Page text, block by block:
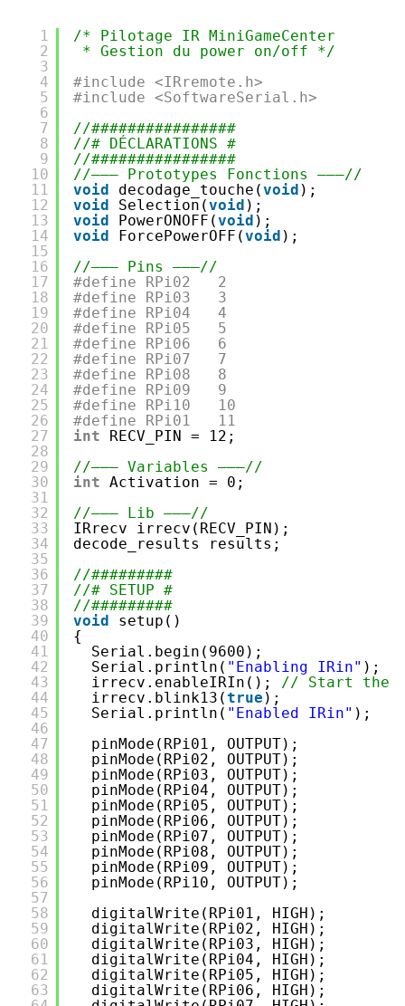
1
2
3
4
5
6
7
8
9
10
11
12
13
14
15
16
17
18
19
20
21
22
23
24
25
26
27
28
29
30
31
32
33
34
35
36
37
38
39
40
41
42
43
44
45
46
47
48
49
50
51
52
53
54
55
56
57
58
59
60
61
62
63
/* Pilotage IR MiniGameCenter
* Gestion du power on/off */
#include <IRremote.h>
#include <SoftwareSerial.h>
//################
//# DÉCLARATIONS #
//################
//——— Prototypes Fonctions ———//
void
decodage_touche(void );
void
Selection(void );
void
PowerONOFF(void );
void
ForcePowerOFF(void );
//——— Pins ———//
#define RPi02   2
#define RPi03   3
#define RPi04   4
#define RPi05   5
#define RPi06   6
#define RPi07   7
#define RPi08   8
#define RPi09   9
#define RPi10   10
#define RPi01   11
int
RECV_PIN = 12;
//——— Variables ———//
int Activation = 0;
//——— Lib ———//
IRrecv irrecv(RECV_PIN);
decode_results results;
//#########
//# SETUP #
//#########
void
setup()
{
Serial.begin(9600);
Serial.println( "Enabling IRin" );
irrecv.enableIRIn(); // Start the
irrecv.blink13(true );
Serial.println( "Enabled IRin" );
pinMode(RPi01, OUTPUT);
pinMode(RPi02, OUTPUT);
pinMode(RPi03, OUTPUT);
pinMode(RPi04, OUTPUT);
pinMode(RPi05, OUTPUT);
pinMode(RPi06, OUTPUT);
pinMode(RPi07, OUTPUT);
pinMode(RPi08, OUTPUT);
pinMode(RPi09, OUTPUT);
pinMode(RPi10, OUTPUT);
digitalWrite(RPi01, HIGH);
digitalWrite(RPi02, HIGH);
digitalWrite(RPi03, HIGH);
digitalWrite(RPi04, HIGH);
digitalWrite(RPi05, HIGH);
digitalWrite(RPi06, HIGH);